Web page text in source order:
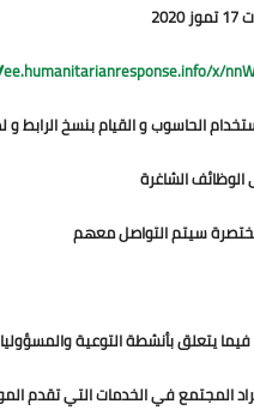
x/
الحاسوب و القيام بنسخ الرابط و
الشاغرة
سيتم التواصل معهم
فيما يتعلق بأنشطة التوعية
المجتمع في الخدمات التي تقدم